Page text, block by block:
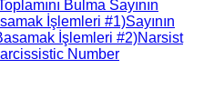
Bulma Sayının
İşlemleri #1)Sayının
İşlemleri #2)Narsist
Number